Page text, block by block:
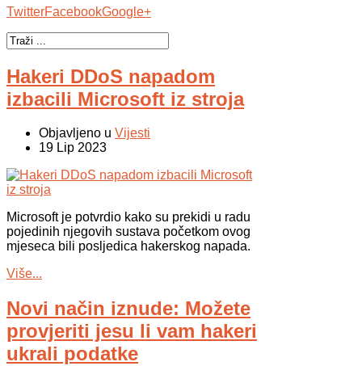
TwitterFacebookGoogle+
Hakeri DDoS napadom
izbacili Microsoft iz stroja
Objavljeno u Vijesti
19 Lip 2023
Microsoft je potvrdio kako su prekidi u radu
pojedinih njegovih sustava početkom ovog
mjeseca bili posljedica hakerskog napada.
Više...
Novi način iznude: Možete
provjeriti jesu li vam hakeri
ukrali podatke